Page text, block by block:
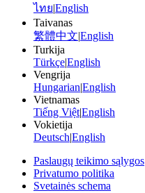
ไทย English
Taivanas
繁體中文 English
Turkija
TürkçeEnglish
Vengrija
HungarianEnglish
Vietnamas
Tiếng Việt|English
Vokietija
DeutschEnglish
Paslaugų teikimo sąlygos
Privatumo politika
Svetainės schema